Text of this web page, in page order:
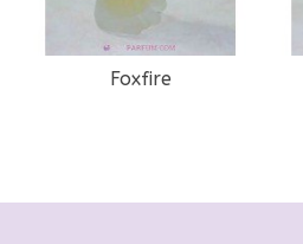
Foxfire